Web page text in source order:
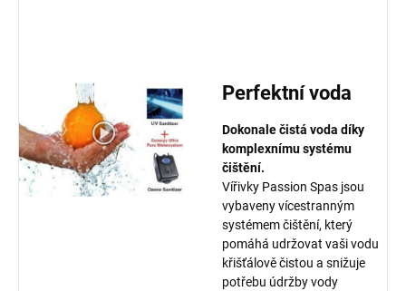
Perfektní voda
Dokonale čistá voda díky
komplexnímu systému
čištění.
Vířivky Passion Spas jsou
vybaveny vícestranným
systémem čištění, který
pomáhá udržovat vaši vodu
křišťálově čistou a snižuje
potřebu údržby vody